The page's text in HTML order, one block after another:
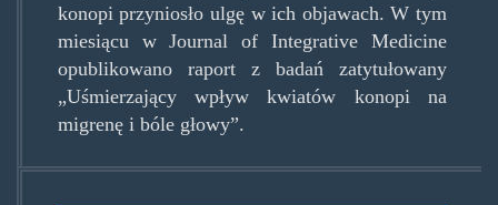
konopi przyniosło ulgę w ich objawach. W tym
miesiącu w Journal of Integrative Medicine
opublikowano raport z badań zatytułowany
„Uśmierzający wpływ kwiatów konopi na
migrenę i bóle głowy”.